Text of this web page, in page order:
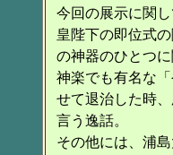
今回の展示に関
皇陛下の即位式
の神器のひとつに
神楽でも有名な
せて退治した時
言う逸話。
その他には、浦